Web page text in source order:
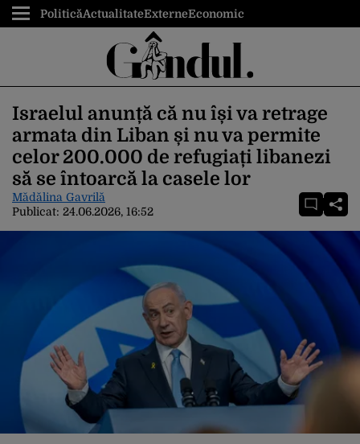
PoliticăActualitateExterneEconomic
Israelul anunță că nu își va retrage
armata din Liban și nu va permite
celor 200.000 de refugiați libanezi
să se întoarcă la casele lor
Mădălina Gavrilă
Publicat: 24.06.2026, 16:52